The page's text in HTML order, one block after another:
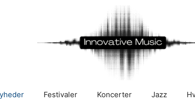
Festivaler Koncerter Jazz